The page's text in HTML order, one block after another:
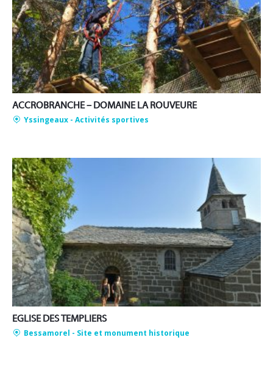
ACCROBRANCHE – DOMAINE LA ROUVEURE
Yssingeaux - Activités sportives
EGLISE DES TEMPLIERS
Bessamorel - Site et monument historique